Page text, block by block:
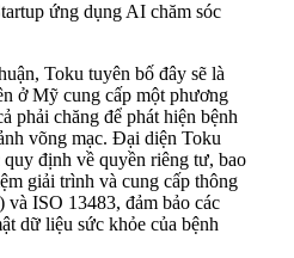
ứng dụng AI chăm sóc
Toku tuyên bố đây sẽ là
ở Mỹ cung cấp một phương
phải chăng để phát hiện bệnh
võng mạc. Đại diện Toku
định về quyền riêng tư, bao
giải trình và cung cấp thông
ISO 13483, đảm bảo các
dữ liệu sức khỏe của bệnh